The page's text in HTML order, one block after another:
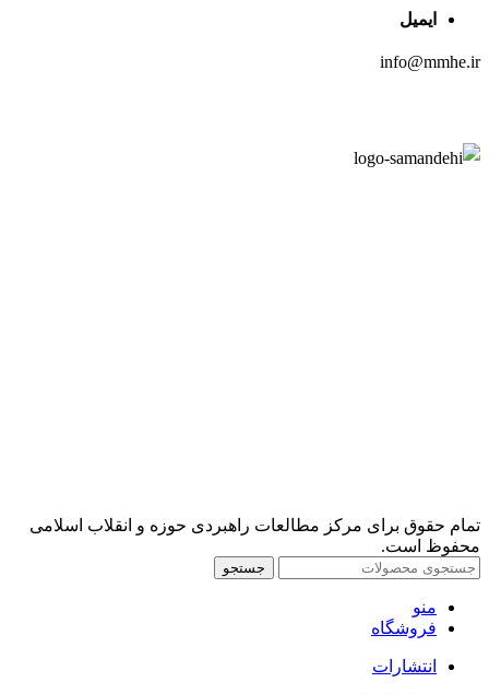
ایمیل
info@mmhe.ir
تمام حقوق برای مرکز مطالعات راهبردی حوزه و انقلاب اسلامی
محفوظ است.
جستجو
منو
فروشگاه
انتشارات